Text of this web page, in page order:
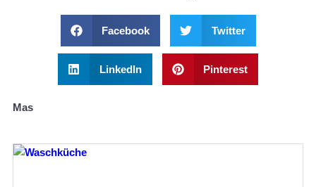
Facebook Twitter
LinkedIn Pinterest
Mas